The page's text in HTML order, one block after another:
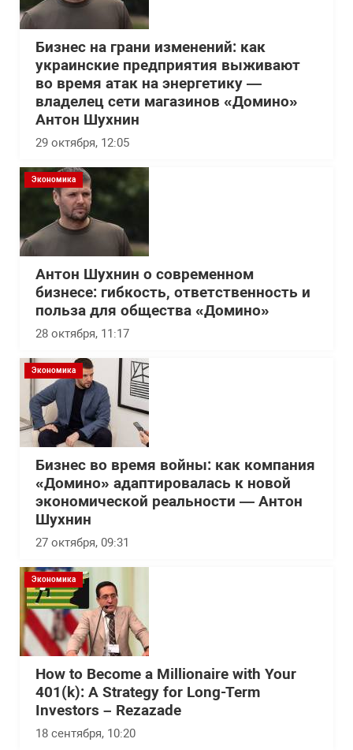
Бизнес на грани изменений: как
украинские предприятия выживают
во время атак на энергетику —
владелец сети магазинов «Домино»
Антон Шухнин
29 октября, 12:05
Экономика
Антон Шухнин о современном
бизнесе: гибкость, ответственность и
польза для общества «Домино»
28 октября, 11:17
Экономика
Бизнес во время войны: как компания
«Домино» адаптировалась к новой
экономической реальности — Антон
Шухнин
27 октября, 09:31
Экономика
How to Become a Millionaire with Your
401(k): A Strategy for Long-Term
Investors – Rezazade
18 сентября, 10:20